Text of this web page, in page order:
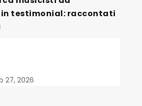
testimonial: raccontati
27, 2026